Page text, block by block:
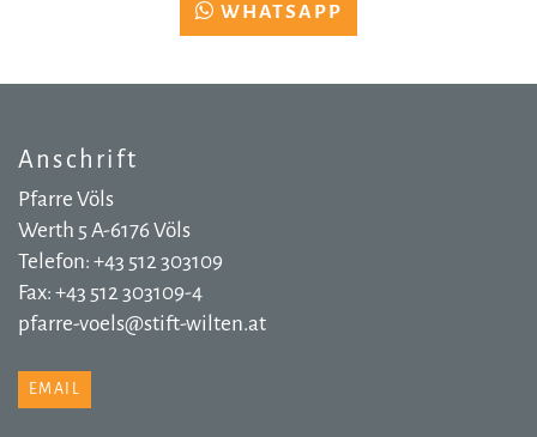
WHATSAPP
Anschrift
Pfarre Völs
Werth 5 A-6176 Völs
Telefon: +43 512 303109
Fax: +43 512 303109-4
pfarre-voels@stift-wilten.at
EMAIL